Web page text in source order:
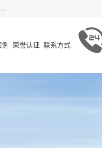
汉碳纤维加固等业务，业务覆盖范围：安徽合肥、阜阳、江西、南京、武汉等区域。公司在钢筋混凝土结构改造加固、砌体结构改造加固、设计变更、结构改造加固、质量缺陷加固、地基加固等各加固改造领域具有优良的设计及施工经验。
荣誉认证 联系方式